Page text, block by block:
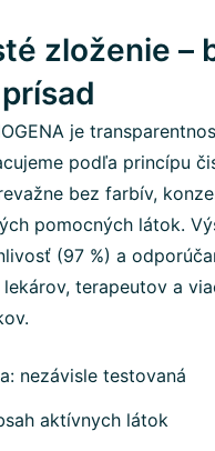
zloženie –
je
podľa princípu
bez farbív,
pomocných látok.
(97 %) a
terapeutov a
nezávisle testovaná
aktívnych látok